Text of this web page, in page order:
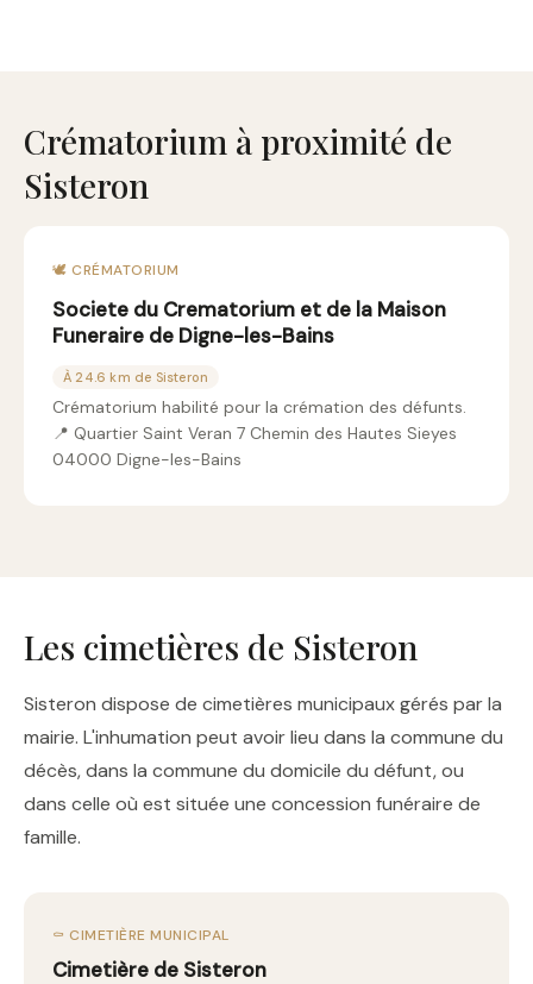
Crématorium à proximité de
Sisteron
🕊️ CRÉMATORIUM
Societe du Crematorium et de la Maison
Funeraire de Digne-les-Bains
À 24.6 km de Sisteron
Crématorium habilité pour la crémation des défunts.
📍 Quartier Saint Veran 7 Chemin des Hautes Sieyes
04000 Digne-les-Bains
Les cimetières de Sisteron
Sisteron dispose de cimetières municipaux gérés par la
mairie. L'inhumation peut avoir lieu dans la commune du
décès, dans la commune du domicile du défunt, ou
dans celle où est située une concession funéraire de
famille.
⚰️ CIMETIÈRE MUNICIPAL
Cimetière de Sisteron